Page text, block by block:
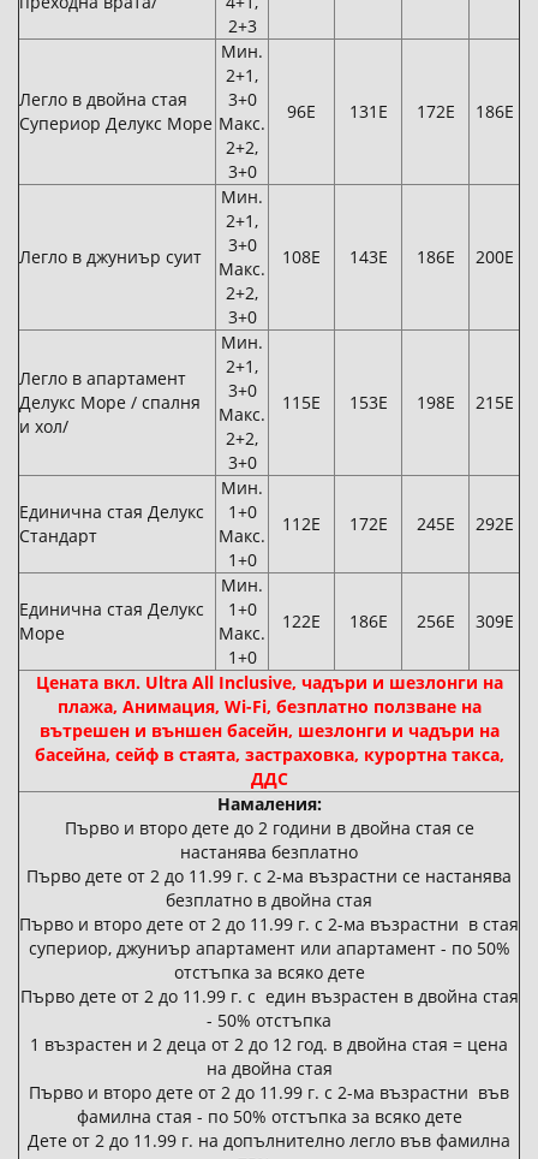
2+3
Легло в двойна стая
Супериор Делукс Море
Мин.
2+1,
3+0
Макс.
2+2,
3+0
96Е 131Е 172Е 186Е
Легло в джуниър суит
Мин.
2+1,
3+0
Макс.
2+2,
3+0
108Е 143Е 186Е 200Е
Легло в апартамент
Делукс Море / спалня
и хол/
Мин.
2+1,
3+0
Макс.
2+2,
3+0
115Е 153Е 198Е 215Е
Единична стая Делукс
Стандарт
Мин.
1+0
Макс.
1+0
112Е 172Е 245Е 292Е
Единична стая Делукс
Море
Мин.
1+0
Макс.
1+0
122Е 186Е 256Е 309Е
Цената вкл. Ultra All Inclusive, чадъри и шезлонги на
плажа, Анимация, Wi-Fi, безплатно ползване на
вътрешен и външен басейн, шезлонги и чадъри на
басейна, сейф в стаята, застраховка, курортна такса,
ДДС
Намаления:
Първо и второ дете до 2 години в двойна стая се
настанява безплатно
Първо дете от 2 до 11.99 г. с 2-ма възрастни се настанява
безплатно в двойна стая
Първо и второ дете от 2 до 11.99 г. с 2-ма възрастни в стая
супериор, джуниър апартамент или апартамент - по 50%
отстъпка за всяко дете
Първо дете от 2 до 11.99 г. с един възрастен в двойна стая
- 50% отстъпка
1 възрастен и 2 деца от 2 до 12 год. в двойна стая = цена
на двойна стая
Първо и второ дете от 2 до 11.99 г. с 2-ма възрастни във
фамилна стая - по 50% отстъпка за всяко дете
Дете от 2 до 11.99 г. на допълнително легло във фамилна